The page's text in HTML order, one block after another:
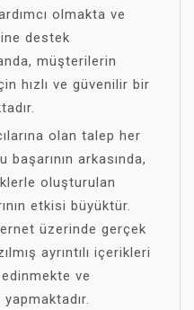
olmakta ve
destek
müşterilerin
hızlı ve güvenilir bir
olan talep her
arkasında,
oluşturulan
etkisi büyüktür.
üzerinde gerçek
ayrıntılı içerikleri
ve